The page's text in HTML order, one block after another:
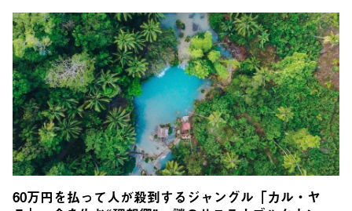
60万円を払って人が殺到するジャングル「カル・ヤ